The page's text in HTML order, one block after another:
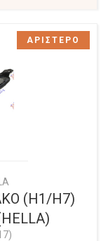
(H1/H7)
ΑΡΙΣΤΕΡΟ